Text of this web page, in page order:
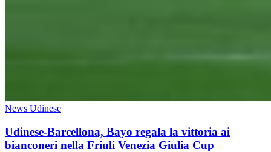
News Udinese
Udinese-Barcellona, Bayo regala la vittoria ai
bianconeri nella Friuli Venezia Giulia Cup